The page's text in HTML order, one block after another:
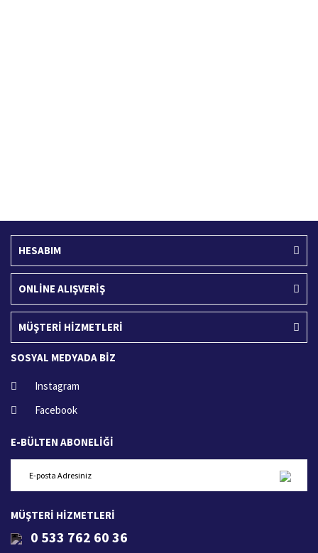
HESABIM
ONLİNE ALIŞVERİŞ
MÜŞTERİ HİZMETLERİ
SOSYAL MEDYADA BİZ
Instagram
Facebook
E-BÜLTEN ABONELİĞİ
MÜŞTERİ HİZMETLERİ
0 533 762 60 36